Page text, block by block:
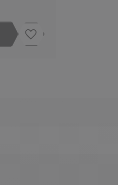
Toevoegen aan verlanglijstje